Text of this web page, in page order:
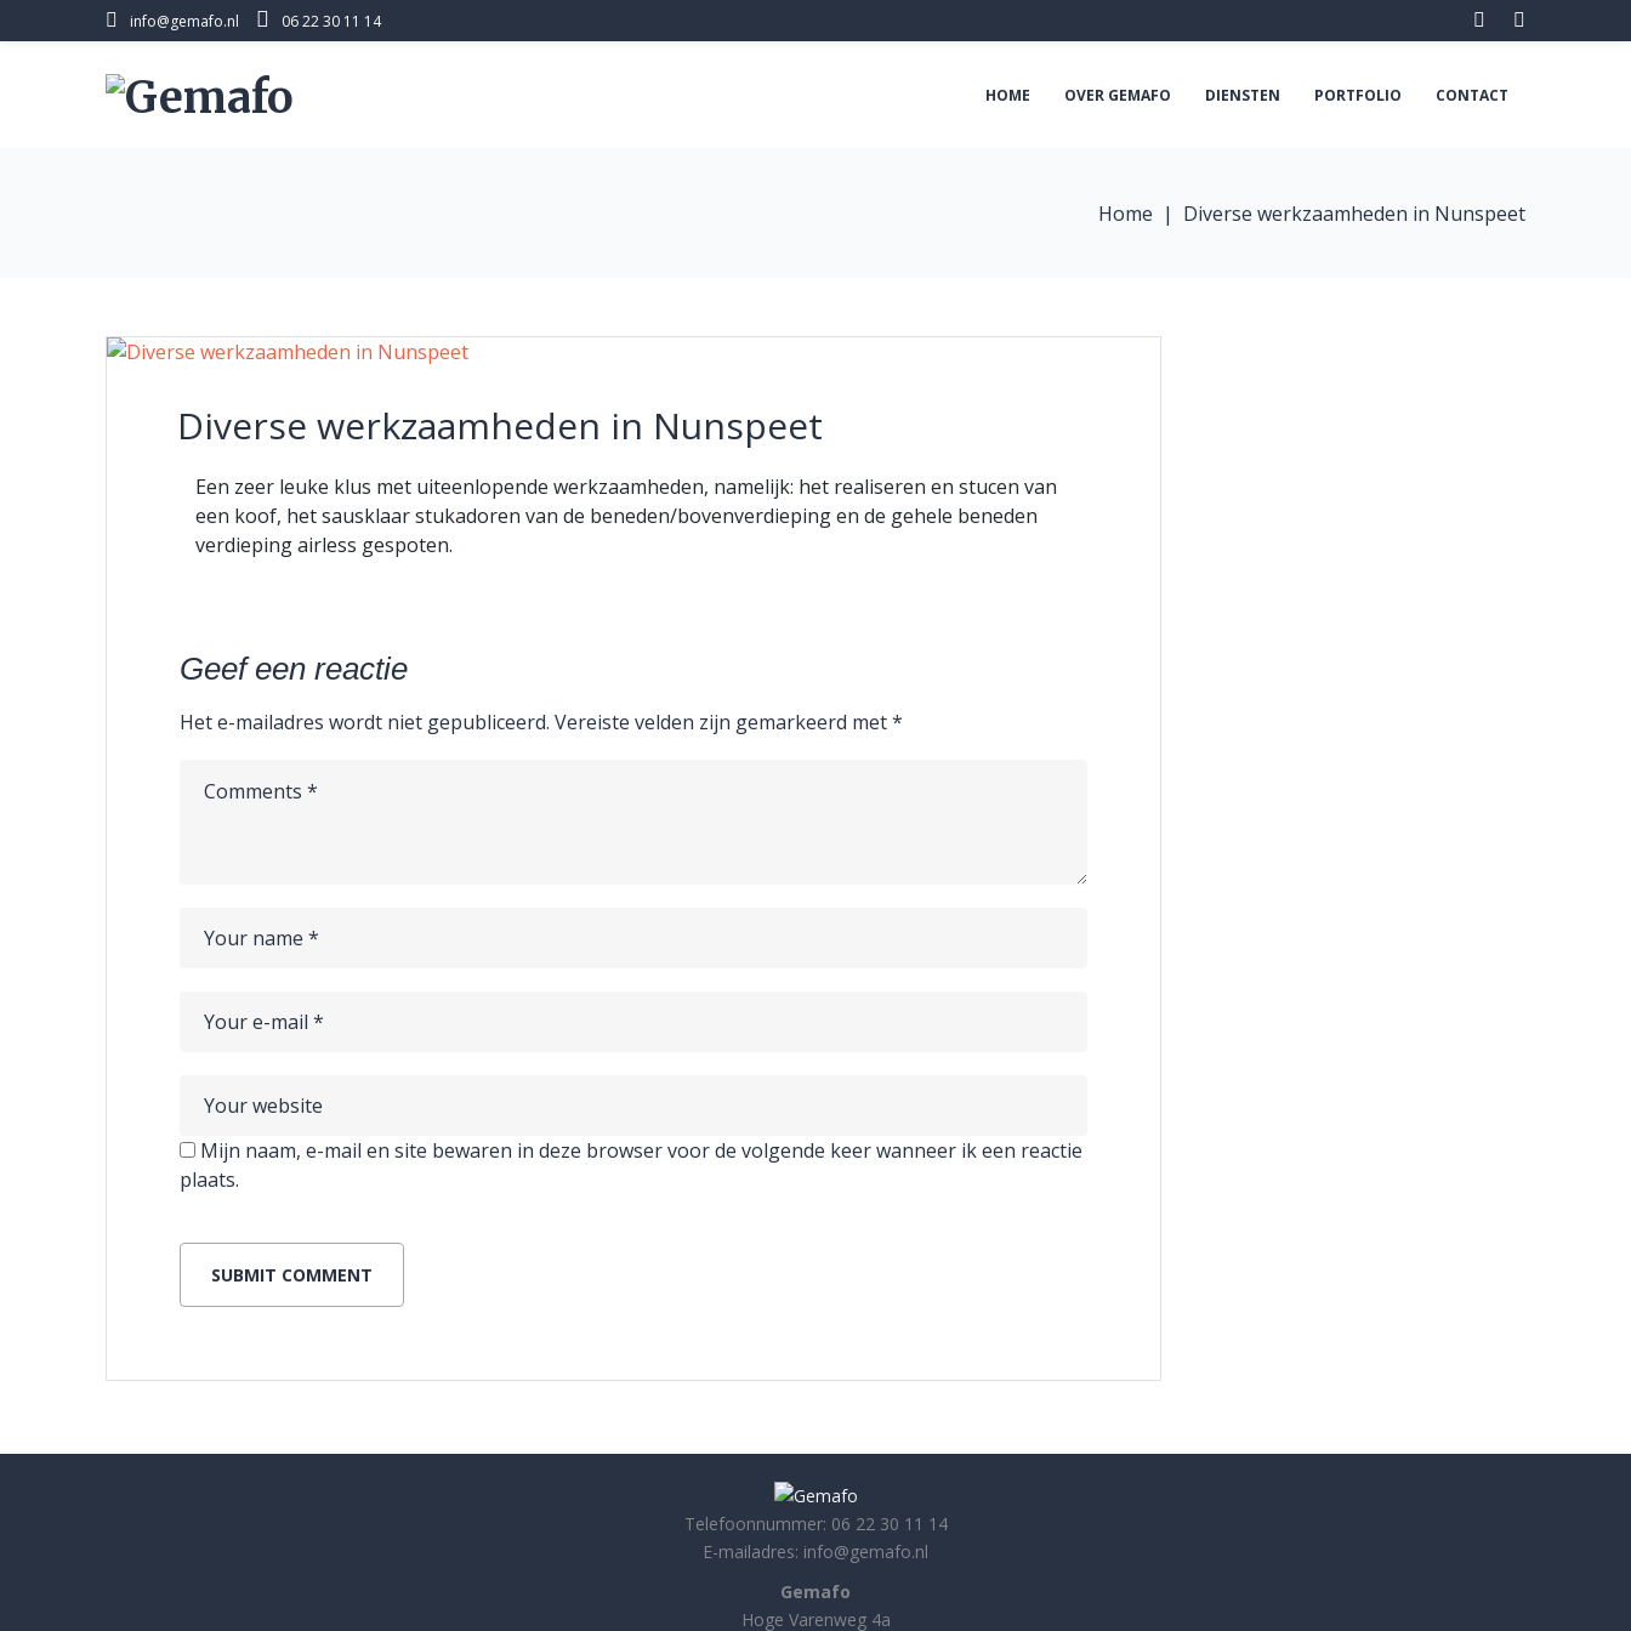
to
info@gemafo.nl 06 22 30 11 14
HOME OVER GEMAFO DIENSTEN PORTFOLIO CONTACT
Home | Diverse werkzaamheden in Nunspeet
Diverse werkzaamheden in Nunspeet
Een zeer leuke klus met uiteenlopende werkzaamheden, namelijk: het realiseren en stucen van
een koof, het sausklaar stukadoren van de beneden/bovenverdieping en de gehele beneden
verdieping airless gespoten.
Geef een reactie
Het e-mailadres wordt niet gepubliceerd. Vereiste velden zijn gemarkeerd met*
Mijn naam, e-mail en site bewaren in deze browser voor de volgende keer wanneer ik een reactie
plaats.
Telefoonnummer: 06 22 30 11 14
E-mailadres: info@gemafo.nl
Gemafo
Hoge Varenweg 4a